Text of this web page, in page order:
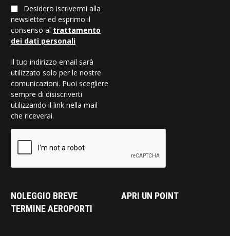
Desidero iscrivermi alla
newsletter ed esprimo il
consenso al trattamento
dei dati personali
Il tuo indirizzo email sarà
utilizzato solo per le nostre
comunicazioni. Puoi scegliere
sempre di disiscriverti
utilizzando il link nella mail
che riceverai.
NOLEGGIO BREVE
TERMINE AEROPORTI
APRI UN POINT